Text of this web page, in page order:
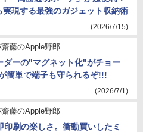
現する最強のガジェット収納術
(2026/7/15)
齋藤のApple野郎
ダーの"マグネット化"がチョー
単で端子も守られるぞ!!!
(2026/7/1)
齋藤のApple野郎
刷の楽しさ。衝動買いしたミ